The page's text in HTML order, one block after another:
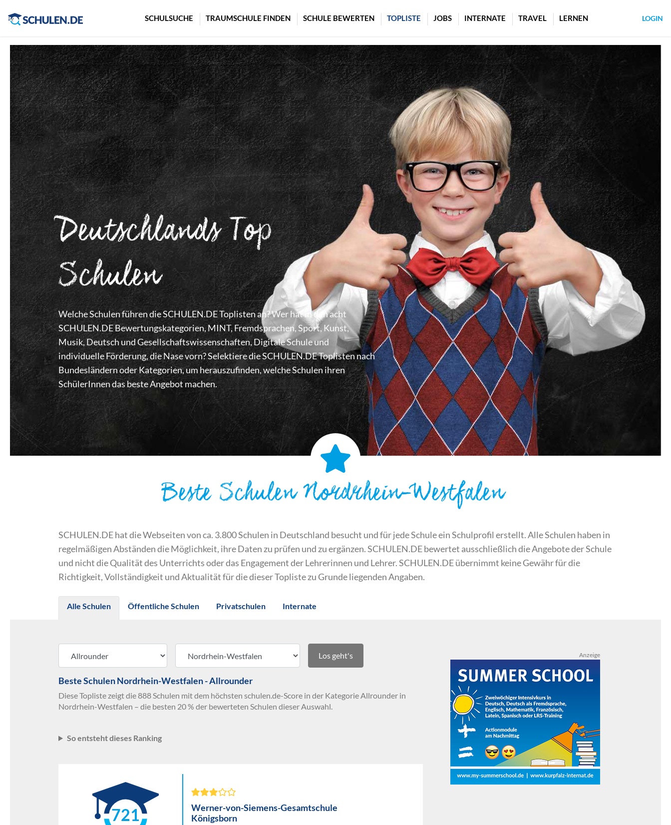
SCHULSUCHE TRAUMSCHULE FINDEN SCHULE BEWERTEN TOPLISTE JOBS INTERNATE TRAVEL LERNEN LOGIN
Deutschlands Top
Schulen
Welche Schulen führen die SCHULEN.DE Toplisten an? Wer hat in den acht
SCHULEN.DE Bewertungskategorien, MINT, Fremdsprachen, Sport, Kunst,
Musik, Deutsch und Gesellschaftswissenschaften, Digitale Schule und
individuelle Förderung, die Nase vorn? Selektiere die SCHULEN.DE Toplisten nach
Bundesländern oder Kategorien, um herauszufinden, welche Schulen ihren
SchülerInnen das beste Angebot machen.
Beste Schulen Nordrhein-Westfalen
SCHULEN.DE hat die Webseiten von ca. 3.800 Schulen in Deutschland besucht und für jede Schule ein Schulprofil erstellt. Alle Schulen haben in
regelmäßigen Abständen die Möglichkeit, ihre Daten zu prüfen und zu ergänzen. SCHULEN.DE bewertet ausschließlich die Angebote der Schule
und nicht die Qualität des Unterrichts oder das Engagement der Lehrerinnen und Lehrer. SCHULEN.DE übernimmt keine Gewähr für die
Richtigkeit, Vollständigkeit und Aktualität für die dieser Topliste zu Grunde liegenden Angaben.
Alle Schulen Öffentliche Schulen Privatschulen Internate
Los geht's
Beste Schulen Nordrhein-Westfalen - Allrounder
Diese Topliste zeigt die 888 Schulen mit dem höchsten schulen.de-Score in der Kategorie Allrounder in
Nordrhein-Westfalen – die besten 20 % der bewerteten Schulen dieser Auswahl.
So entsteht dieses Ranking
721
Werner-von-Siemens-Gesamtschule
Königsborn
Anzeige